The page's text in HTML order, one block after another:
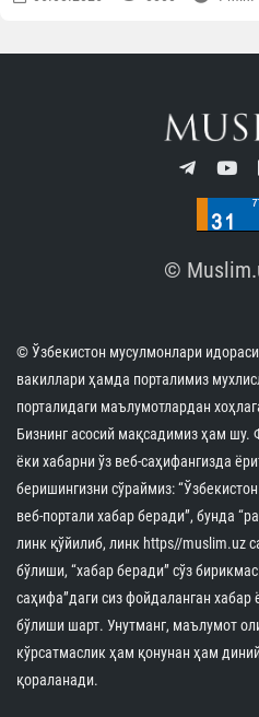
©
© Ўзбекистон мусулмонлари
вакиллари ҳамда порталимиз
порталидаги маълумотлардан
Бизнинг асосий мақсадимиз ҳам шу.
ёки хабарни ўз веб-саҳифангизда
беришингизни сўраймиз:
веб-портали хабар беради”, бунда
линк қўйилиб, линк https//muslim.uz
бўлиши, “хабар беради” сўз
саҳифа”даги сиз фойдаланган хабар
бўлиши шарт. Унутманг, маълумот
кўрсатмаслик ҳам қонунан ҳам
қораланади.